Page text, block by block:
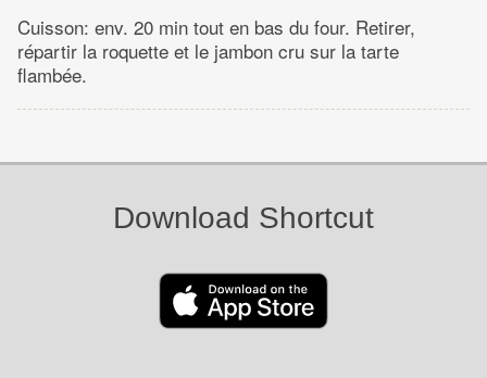
Cuisson: env. 20 min tout en bas du four. Retirer,
répartir la roquette et le jambon cru sur la tarte
flambée.
Download Shortcut